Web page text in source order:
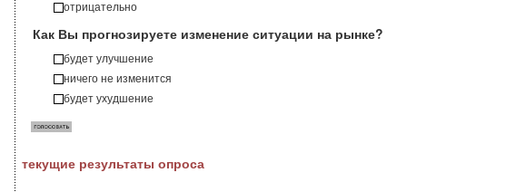
отрицательно
Как Вы прогнозируете изменение ситуации на рынке?
будет улучшение
ничего не изменится
будет ухудшение
текущие результаты опроса